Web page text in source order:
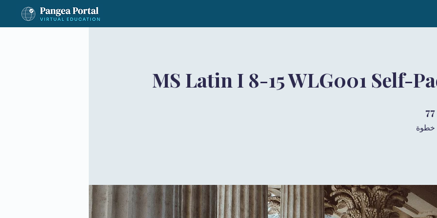
MS Latin I 8-15 WLG001 Self-
77
خطوة